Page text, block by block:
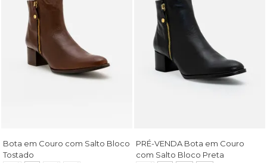
Bota em Couro com Salto Bloco
Tostado
PRÉ-VENDA Bota em Couro
com Salto Bloco Preta